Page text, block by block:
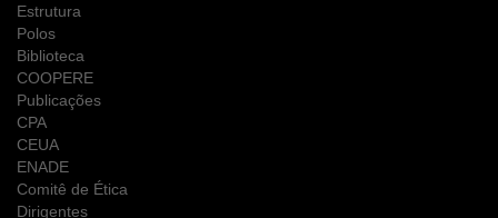
Estrutura
Polos
Biblioteca
COOPERE
Publicações
CPA
CEUA
ENADE
Comitê de Ética
Dirigentes